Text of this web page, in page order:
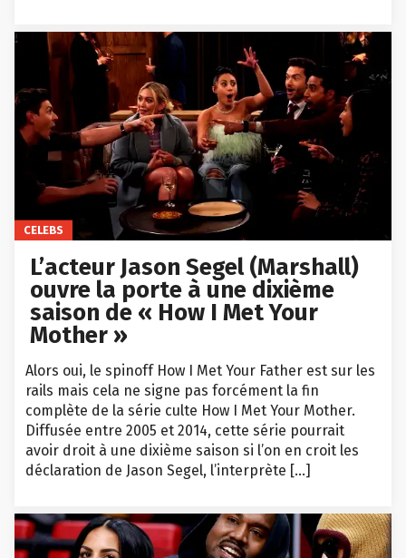
CELEBS
L’acteur Jason Segel (Marshall)
ouvre la porte à une dixième
saison de « How I Met Your
Mother »
Alors oui, le spinoff How I Met Your Father est sur les
rails mais cela ne signe pas forcément la fin
complète de la série culte How I Met Your Mother.
Diffusée entre 2005 et 2014, cette série pourrait
avoir droit à une dixième saison si l’on en croit les
déclaration de Jason Segel, l’interprète […]